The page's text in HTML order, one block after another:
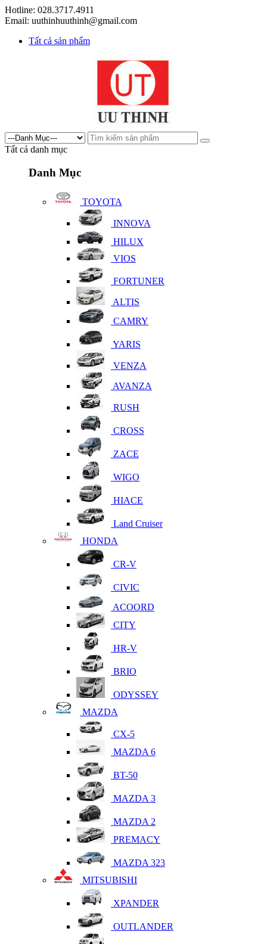
Hotline: 028.3717.4911
Email: uuthinhuuthinh@gmail.com
Tất cả sản phẩm
Tất cả danh mục
Danh Mục
TOYOTA
INNOVA
HILUX
VIOS
FORTUNER
ALTIS
CAMRY
YARIS
VENZA
AVANZA
RUSH
CROSS
ZACE
WIGO
HIACE
Land Cruiser
HONDA
CR-V
CIVIC
ACOORD
CITY
HR-V
BRIO
ODYSSEY
MAZDA
CX-5
MAZDA 6
BT-50
MAZDA 3
MAZDA 2
PREMACY
MAZDA 323
MITSUBISHI
XPANDER
OUTLANDER